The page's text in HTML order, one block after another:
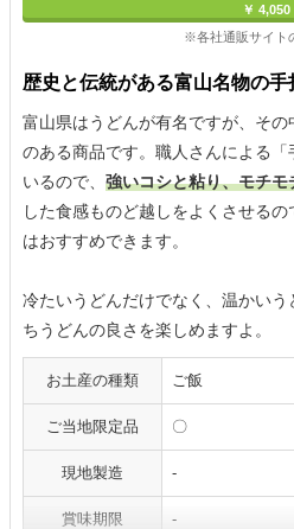
￥ 4,050
※各社通販サイト
歴史と伝統がある富山名物の手
富山県はうどんが有名ですが、そ
のある商品です。職人さんによる
いるので、 強いコシと粘り、モチモ
した食感ものど越しをよくさせる
はおすすめできます。
冷たいうどんだけでなく、温かい
ちうどんの良さを楽しめますよ。
お土産の種類 ご飯
ご当地限定品 〇
現地製造 -
賞味期限 -